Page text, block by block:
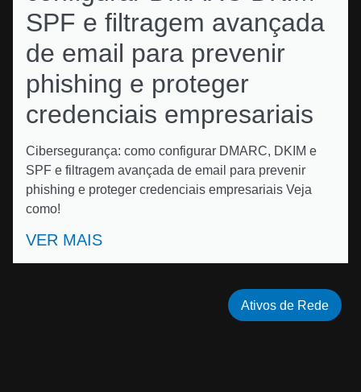
SPF e filtragem avançada
de email para prevenir
phishing e proteger
credenciais empresariais
Cibersegurança: como configurar DMARC, DKIM e
SPF e filtragem avançada de email para prevenir
phishing e proteger credenciais empresariais Veja
como!
VER MAIS
Ativos de Rede